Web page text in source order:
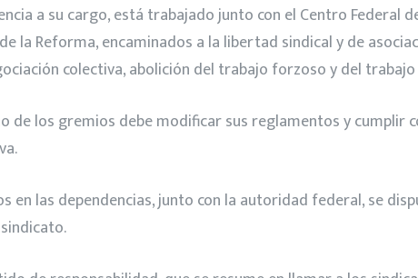
a su cargo, está trabajado junto con el Centro Federal
la Reforma, encaminados a la libertad sindical y de
colectiva, abolición del trabajo forzoso y del
de los gremios debe modificar sus reglamentos y cumplir
las dependencias, junto con la autoridad federal, se